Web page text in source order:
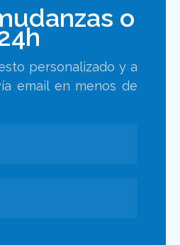
o
personalizado y a
email en menos de